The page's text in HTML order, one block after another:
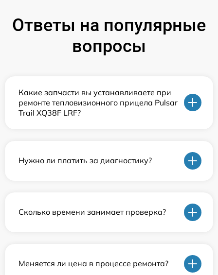
Ответы на популярные
вопросы
Какие запчасти вы устанавливаете при
ремонте тепловизионного прицела Pulsar
Trail XQ38F LRF?
Нужно ли платить за диагностику?
Сколько времени занимает проверка?
Меняется ли цена в процессе ремонта?